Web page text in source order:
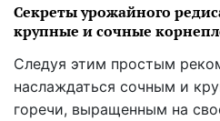
Секреты урожайного
крупные и сочные
Следуя этим простым
наслаждаться сочным и
горечи, выращенным на